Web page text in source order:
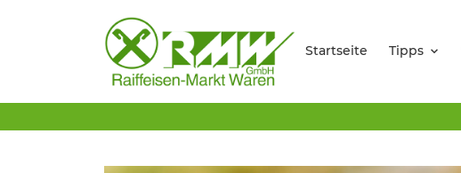
Startseite Tipps